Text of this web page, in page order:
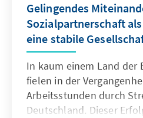
Gelingendes
Sozialpartnerschaft
eine stabile
In kaum einem Land der
fielen in der
Arbeitsstunden durch
Deutschland. Dieser